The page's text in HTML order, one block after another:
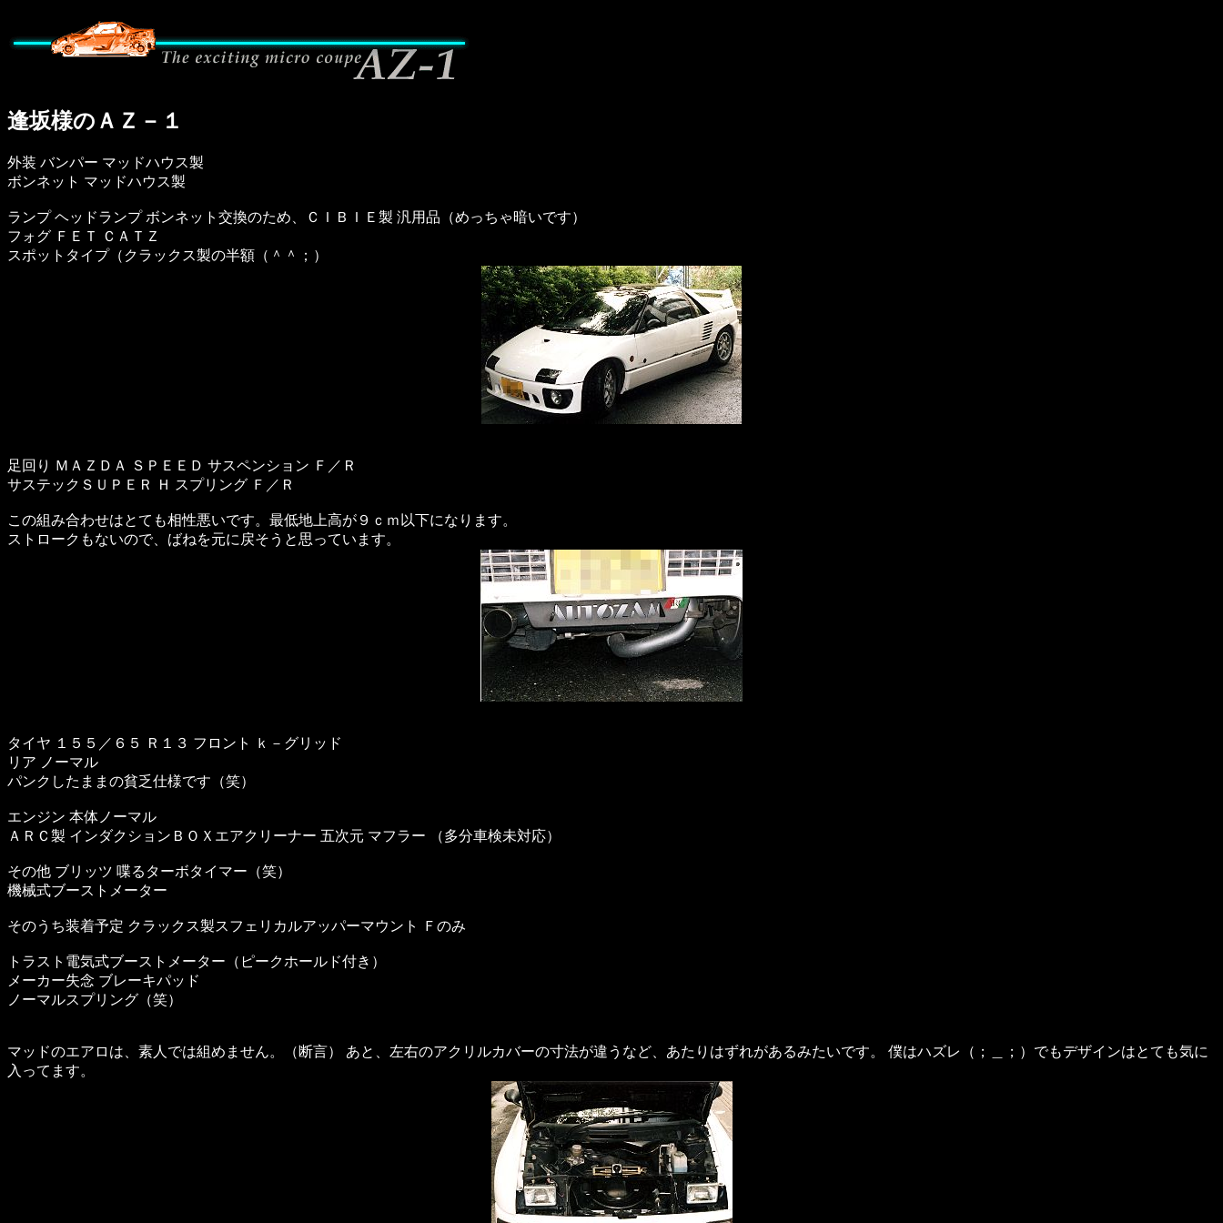
逢坂様のＡＺ－１
外装 バンパー マッドハウス製
ボンネット マッドハウス製
ランプ ヘッドランプ ボンネット交換のため、ＣＩＢＩＥ製 汎用品（めっちゃ暗いです）
フォグ ＦＥＴ ＣＡＴＺ
スポットタイプ（クラックス製の半額（＾＾；）
足回り ＭＡＺＤＡ ＳＰＥＥＤ サスペンション Ｆ／Ｒ
サステックＳＵＰＥＲ Ｈ スプリング Ｆ／Ｒ
この組み合わせはとても相性悪いです。最低地上高が９ｃｍ以下になります。
ストロークもないので、ばねを元に戻そうと思っています。
タイヤ １５５／６５ Ｒ１３ フロント ｋ－グリッド
リア ノーマル
パンクしたままの貧乏仕様です（笑）
エンジン 本体ノーマル
ＡＲＣ製 インダクションＢＯＸエアクリーナー 五次元 マフラー （多分車検未対応）
その他 ブリッツ 喋るターボタイマー（笑）
機械式ブーストメーター
そのうち装着予定 クラックス製スフェリカルアッパーマウント Ｆのみ
トラスト電気式ブーストメーター（ピークホールド付き）
メーカー失念 ブレーキパッド
ノーマルスプリング（笑）
マッドのエアロは、素人では組めません。（断言） あと、左右のアクリルカバーの寸法が違うなど、あたりはずれがあるみたいです。 僕はハズレ（；＿；）でもデザインはとても気に
入ってます。